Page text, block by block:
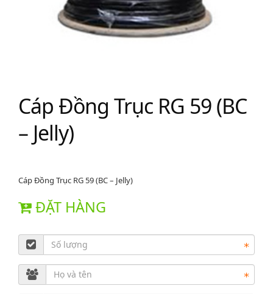
Cáp Đồng Trục RG 59 (BC
– Jelly)
Cáp Đồng Trục RG 59 (BC – Jelly)
ĐẶT HÀNG